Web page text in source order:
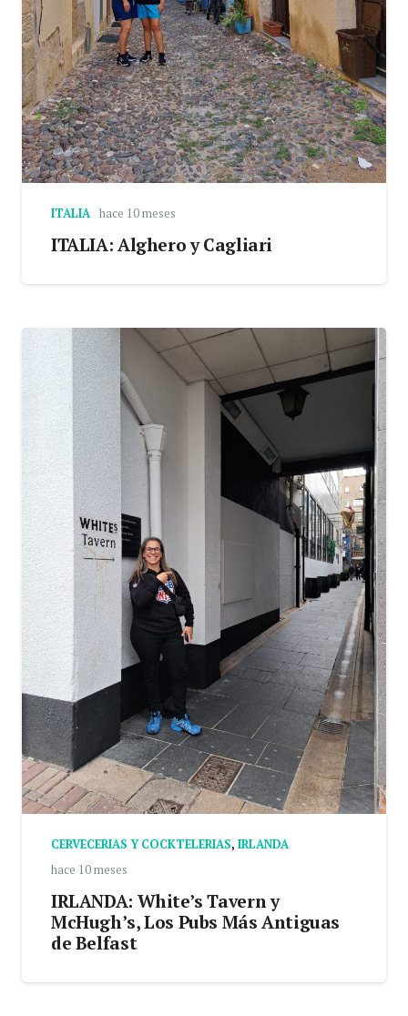
ITALIA hace 10 meses
ITALIA: Alghero y Cagliari
CERVECERIAS Y COCKTELERIAS, IRLANDA
hace 10 meses
IRLANDA: White’s Tavern y
McHugh’s, Los Pubs Más Antiguas
de Belfast